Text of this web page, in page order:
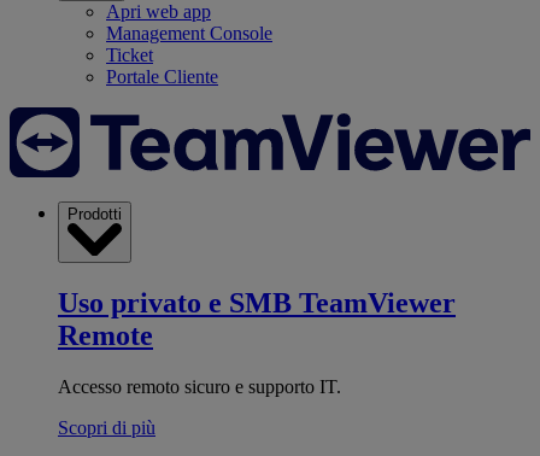
Apri web app
Management Console
Ticket
Portale Cliente
Prodotti
Uso privato e SMB TeamViewer
Remote
Accesso remoto sicuro e supporto IT.
Scopri di più